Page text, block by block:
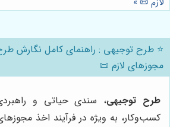
⭐️ طرح توجیهی : راهنمای کامل نگارش
مجوزهای لازم 📜
طرح توجیهی، سندی حیاتی و
کسب‌وکار، به ویژه در فرآیند اخذ مجوزهای